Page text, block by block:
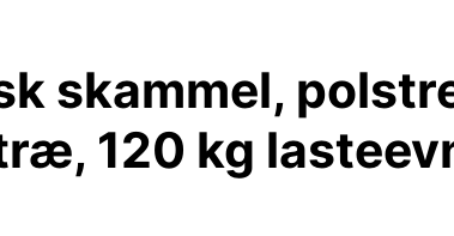
skammel,
120 kg